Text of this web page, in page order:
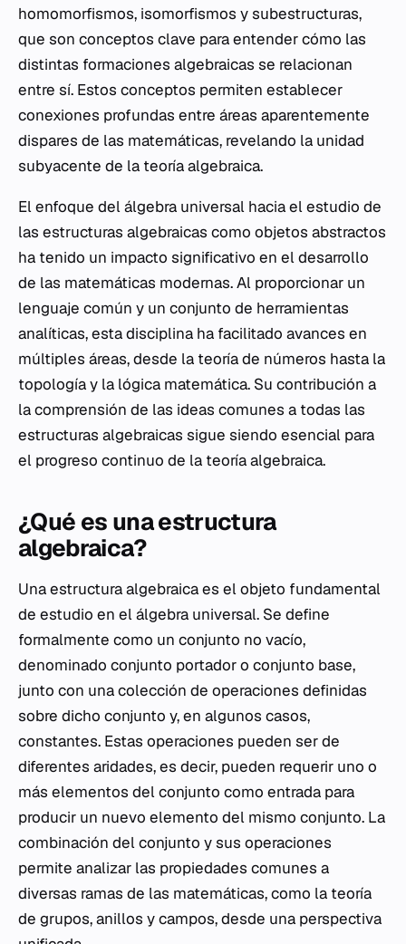
homomorfismos, isomorfismos y subestructuras,
que son conceptos clave para entender cómo las
distintas formaciones algebraicas se relacionan
entre sí. Estos conceptos permiten establecer
conexiones profundas entre áreas aparentemente
dispares de las matemáticas, revelando la unidad
subyacente de la teoría algebraica.
El enfoque del álgebra universal hacia el estudio de
las estructuras algebraicas como objetos abstractos
ha tenido un impacto significativo en el desarrollo
de las matemáticas modernas. Al proporcionar un
lenguaje común y un conjunto de herramientas
analíticas, esta disciplina ha facilitado avances en
múltiples áreas, desde la teoría de números hasta la
topología y la lógica matemática. Su contribución a
la comprensión de las ideas comunes a todas las
estructuras algebraicas sigue siendo esencial para
el progreso continuo de la teoría algebraica.
¿Qué es una estructura
algebraica?
Una estructura algebraica es el objeto fundamental
de estudio en el álgebra universal. Se define
formalmente como un conjunto no vacío,
denominado conjunto portador o conjunto base,
junto con una colección de operaciones definidas
sobre dicho conjunto y, en algunos casos,
constantes. Estas operaciones pueden ser de
diferentes aridades, es decir, pueden requerir uno o
más elementos del conjunto como entrada para
producir un nuevo elemento del mismo conjunto. La
combinación del conjunto y sus operaciones
permite analizar las propiedades comunes a
diversas ramas de las matemáticas, como la teoría
de grupos, anillos y campos, desde una perspectiva